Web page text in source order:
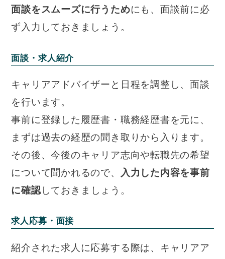
面談をスムーズに行うためにも、面談前に必
ず入力しておきましょう。
面談・求人紹介
キャリアアドバイザーと日程を調整し、面談
を行います。
事前に登録した履歴書・職務経歴書を元に、
まずは過去の経歴の聞き取りから入ります。
その後、今後のキャリア志向や転職先の希望
について聞かれるので、 入力した内容を事前
に確認しておきましょう。
求人応募・面接
紹介された求人に応募する際は、キャリアア